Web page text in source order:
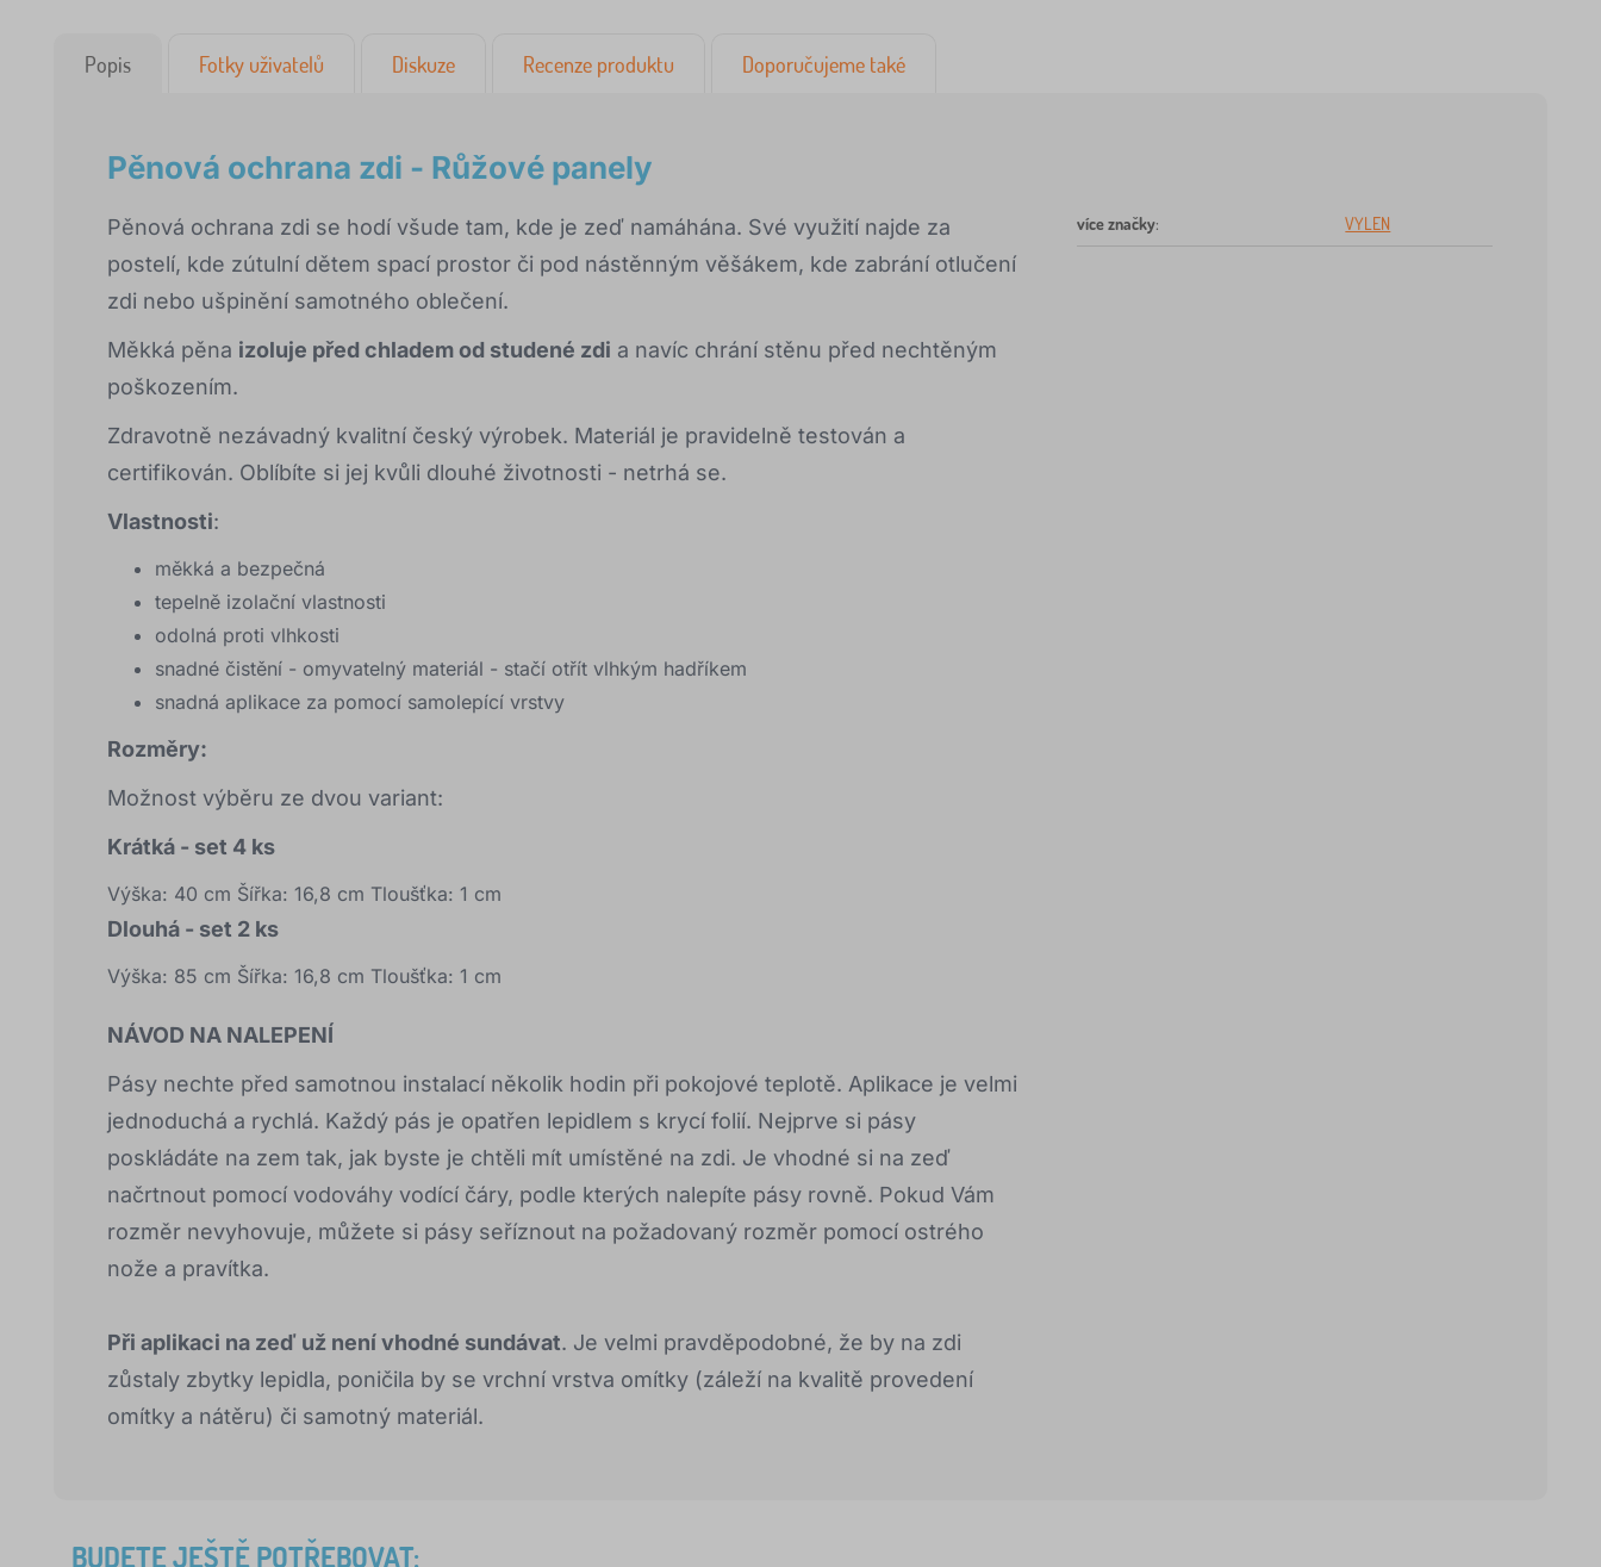
Popis Fotky uživatelů Diskuze Recenze produktu Doporučujeme také
Pěnová ochrana zdi - Růžové panely
Pěnová ochrana zdi se hodí všude tam, kde je zeď namáhána. Své využití najde za
postelí, kde zútulní dětem spací prostor či pod nástěnným věšákem, kde zabrání otlučení
zdi nebo ušpinění samotného oblečení.
Měkká pěna izoluje před chladem od studené zdi a navíc chrání stěnu před nechtěným
poškozením.
Zdravotně nezávadný kvalitní český výrobek. Materiál je pravidelně testován a
certifikován. Oblíbíte si jej kvůli dlouhé životnosti - netrhá se.
Vlastnosti:
měkká a bezpečná
tepelně izolační vlastnosti
odolná proti vlhkosti
snadné čistění - omyvatelný materiál - stačí otřít vlhkým hadříkem
snadná aplikace za pomocí samolepící vrstvy
Rozměry:
Možnost výběru ze dvou variant:
Krátká - set 4 ks
Výška: 40 cm Šířka: 16,8 cm Tloušťka: 1 cm
Dlouhá - set 2 ks
Výška: 85 cm Šířka: 16,8 cm Tloušťka: 1 cm
NÁVOD NA NALEPENÍ
Pásy nechte před samotnou instalací několik hodin při pokojové teplotě. Aplikace je velmi
jednoduchá a rychlá. Každý pás je opatřen lepidlem s krycí folií. Nejprve si pásy
poskládáte na zem tak, jak byste je chtěli mít umístěné na zdi. Je vhodné si na zeď
načrtnout pomocí vodováhy vodící čáry, podle kterých nalepíte pásy rovně. Pokud Vám
rozměr nevyhovuje, můžete si pásy seříznout na požadovaný rozměr pomocí ostrého
nože a pravítka.
Při aplikaci na zeď už není vhodné sundávat. Je velmi pravděpodobné, že by na zdi
zůstaly zbytky lepidla, poničila by se vrchní vrstva omítky (záleží na kvalitě provedení
omítky a nátěru) či samotný materiál.
více značky: VYLEN
BUDETE JEŠTĚ POTŘEBOVAT: